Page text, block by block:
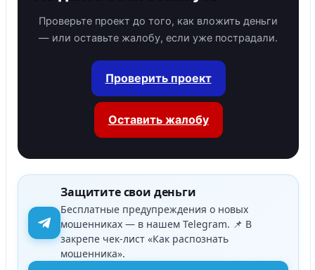
Проверьте проект до того, как вложить деньги
— или оставьте жалобу, если уже пострадали.
Проверить проект
Оставить жалобу
Защитите свои деньги
Бесплатные предупреждения о новых
мошенниках — в нашем Telegram. 📌 В
закрепе чек-лист «Как распознать
мошенника».